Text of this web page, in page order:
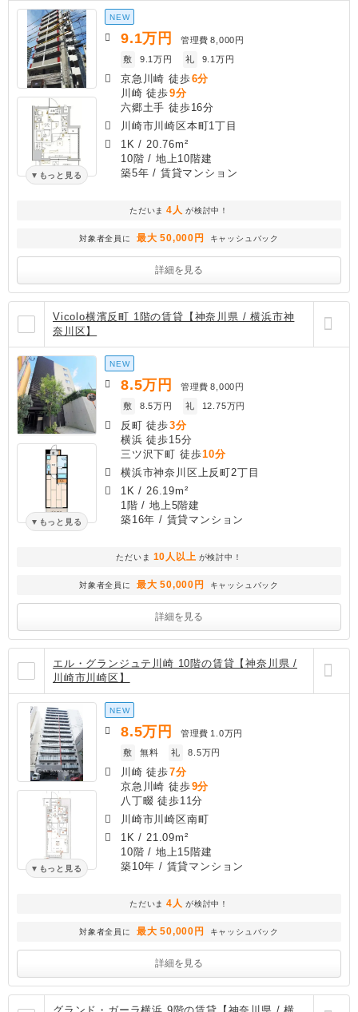
もっと見る
NEW
9.1万円 管理費 8,000円
敷
9.1万円 礼 9.1万円
京急川崎 徒歩6分
川崎 徒歩9分
六郷土手 徒歩16分
川崎市川崎区本町1丁目
1K / 20.76m²
10階 / 地上10階建
築5年 / 賃貸マンション
ただいま 4人 が検討中！
対象者全員に 最大 50,000円 キャッシュバック
詳細を見る
Vicolo横濱反町 1階の賃貸【神奈川県 / 横浜市神
奈川区】
もっと見る
NEW
8.5万円 管理費 8,000円
敷
8.5万円 礼 12.75万円
反町 徒歩3分
横浜 徒歩15分
三ツ沢下町 徒歩10分
横浜市神奈川区上反町2丁目
1K / 26.19m²
1階 / 地上5階建
築16年 / 賃貸マンション
ただいま 10人以上 が検討中！
対象者全員に 最大 50,000円 キャッシュバック
詳細を見る
エル・グランジュテ川崎 10階の賃貸【神奈川県 /
川崎市川崎区】
もっと見る
NEW
8.5万円 管理費 1.0万円
敷
無料 礼 8.5万円
川崎 徒歩7分
京急川崎 徒歩9分
八丁畷 徒歩11分
川崎市川崎区南町
1K / 21.09m²
10階 / 地上15階建
築10年 / 賃貸マンション
ただいま 4人 が検討中！
対象者全員に 最大 50,000円 キャッシュバック
詳細を見る